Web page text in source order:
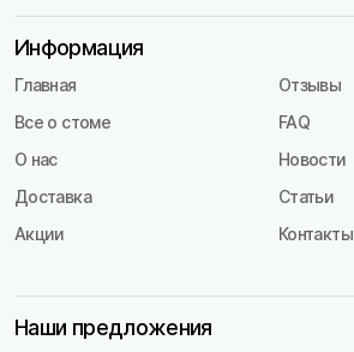
Информация
Главная
Все о стоме
О нас
Доставка
Акции
Отзывы
FAQ
Новости
Статьи
Контакты
Наши предложения